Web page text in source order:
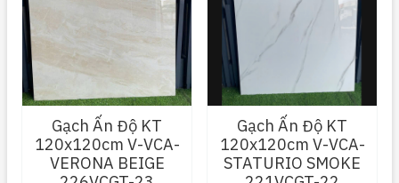
Gạch Ấn Độ KT
120x120cm V-VCA-
VERONA BEIGE
Gạch Ấn Độ KT
120x120cm V-VCA-
STATURIO SMOKE